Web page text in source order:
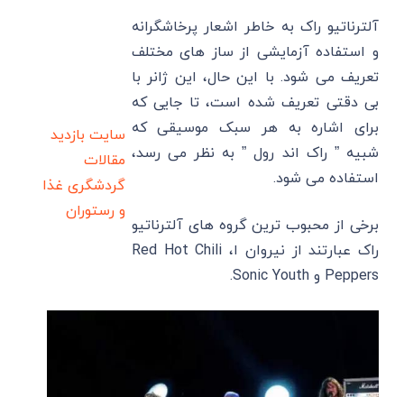
آلترناتیو راک به خاطر اشعار پرخاشگرانه
و استفاده آزمایشی از ساز های مختلف
تعریف می شود. با این حال، این ژانر با
بی دقتی تعریف شده است، تا جایی که
برای اشاره به هر سبک موسیقی که
شبیه ” راک اند رول ” به نظر می رسد،
استفاده می شود.
برخی از محبوب ترین گروه های آلترناتیو
راک عبارتند از نیروان ا، Red Hot Chili
Peppers و Sonic Youth.
سایت بازدید
مقالات
گردشگری غذا
و رستوران